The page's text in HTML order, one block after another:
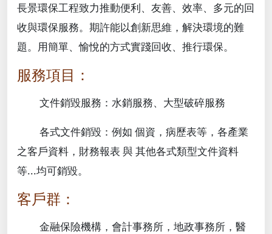
長景環保工程致力推動便利、友善、效率、多元的回
收與環保服務。期許能以創新思維，解決環境的難
題。用簡單、愉悅的方式實踐回收、推行環保。
服務項目：
文件銷毀服務：水銷服務、大型破碎服務
各式文件銷毀：例如 個資，病歷表等，各產業
之客戶資料，財務報表 與 其他各式類型文件資料
等...均可銷毀。
客戶群：
金融保險機構，會計事務所，地政事務所，醫